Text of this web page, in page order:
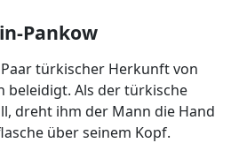
Pankow
türkischer Herkunft von
beleidigt. Als der türkische
dreht ihm der Mann die Hand
über seinem Kopf.